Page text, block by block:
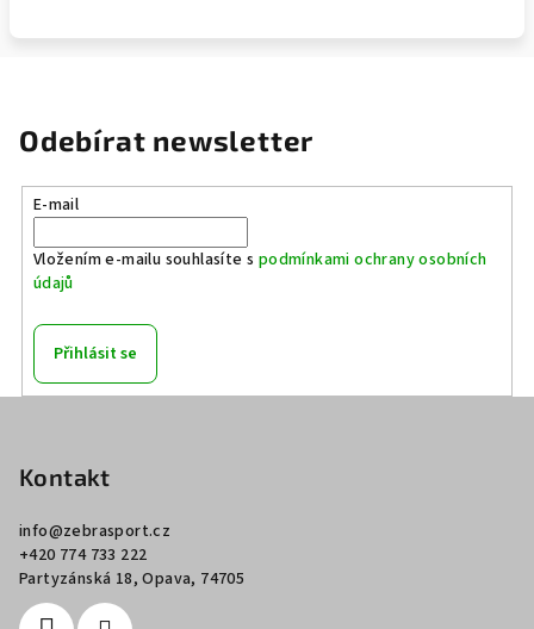
Odebírat newsletter
E-mail
Vložením e-mailu souhlasíte s podmínkami ochrany osobních
údajů
Přihlásit se
Kontakt
info@zebrasport.cz
+420 774 733 222
Partyzánská 18, Opava, 74705